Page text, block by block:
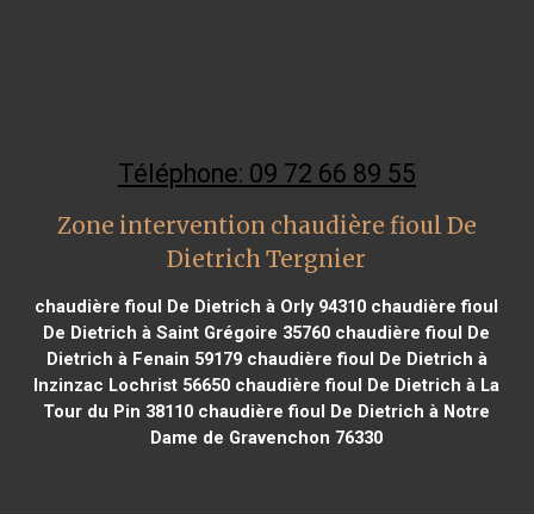
Téléphone: 09 72 66 89 55
Zone intervention chaudière fioul De
Dietrich Tergnier
chaudière fioul De Dietrich à Orly 94310 chaudière fioul
De Dietrich à Saint Grégoire 35760 chaudière fioul De
Dietrich à Fenain 59179chaudière fioul De Dietrich à
Inzinzac Lochrist 56650 chaudière fioul De Dietrich à La
Tour du Pin 38110 chaudière fioul De Dietrich à Notre
Dame de Gravenchon 76330